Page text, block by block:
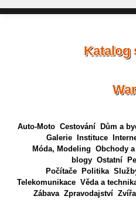
Katalog
Auto-Moto Cestování Dům a
Galerie
Instituce
Móda, Modeling Obchody
blogy Ostatní
Počítače
Politika
Telekomunikace Věda a
Zábava Zpravodajství